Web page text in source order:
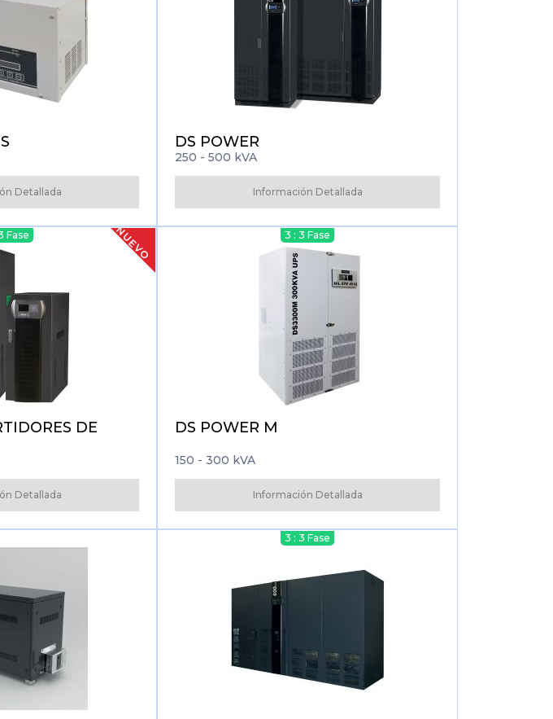
Detallada
DS POWER
250 - 500 kVA
Información Detallada
NUEVO
Fase
DE
Detallada
3 : 3 Fase
DS POWER M
150 - 300 kVA
Información Detallada
3 : 3 Fase